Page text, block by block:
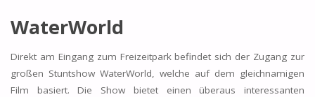
WaterWorld
Direkt am Eingang zum Freizeitpark befindet sich der Zugang zur
großen Stuntshow WaterWorld, welche auf dem gleichnamigen
Film basiert. Die Show bietet einen überaus interessanten